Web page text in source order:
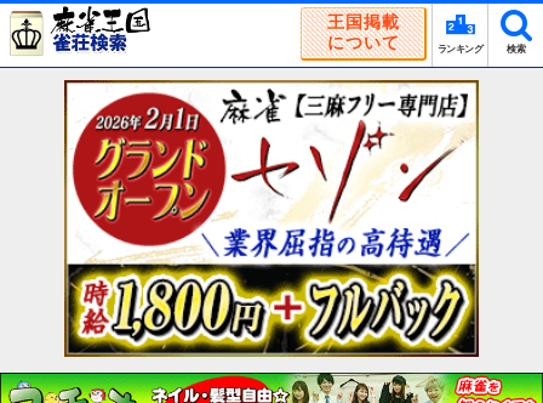
王国掲載
について
ランキング 検索